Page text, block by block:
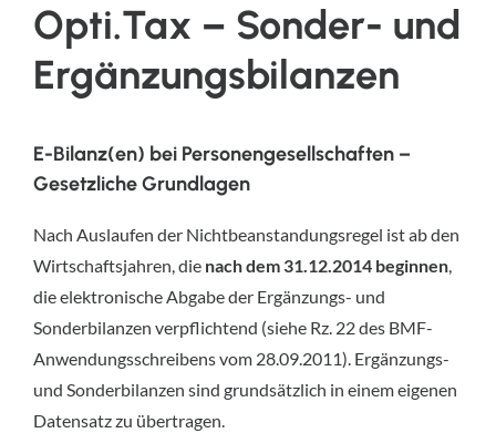
Opti.Tax – Sonder- und
Ergänzungsbilanzen
E-Bilanz(en) bei Personengesellschaften –
Gesetzliche Grundlagen
Nach Auslaufen der Nichtbeanstandungsregel ist ab den
Wirtschaftsjahren, die nach dem 31.12.2014 beginnen,
die elektronische Abgabe der Ergänzungs- und
Sonderbilanzen verpflichtend (siehe Rz. 22 des BMF-
Anwendungsschreibens vom 28.09.2011). Ergänzungs-
und Sonderbilanzen sind grundsätzlich in einem eigenen
Datensatz zu übertragen.